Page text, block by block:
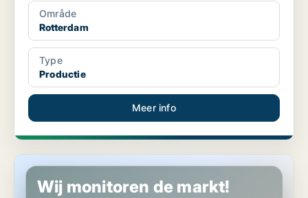
Område
Rotterdam
Type
Productie
Meer info
Productie in Rotterdam
Wij monitoren de markt!